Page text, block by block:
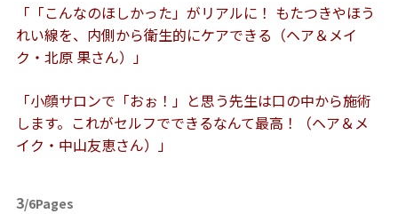
「「こんなのほしかった」がリアルに！ もたつきやほう
れい線を、内側から衛生的にケアできる（ヘア＆メイ
ク・北原 果さん）」
「小顔サロンで「おぉ！」と思う先生は口の中から施術
します。これがセルフでできるなんて最高！（ヘア＆メ
イク・中山友恵さん）」
3/6Pages